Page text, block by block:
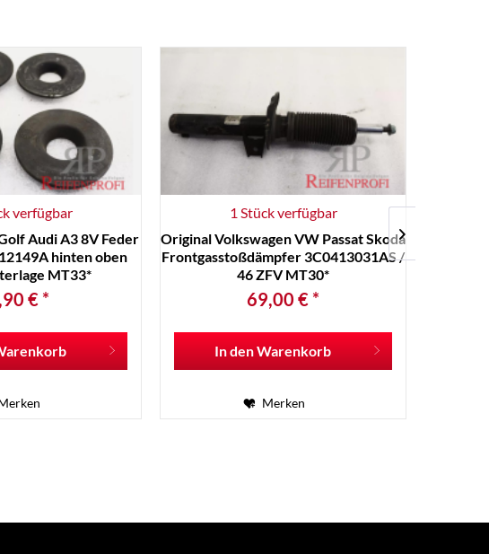
verfügbar
Audi A3 8V Feder
hinten oben
MT33*
€ *
1 Stück verfügbar
Original Volkswagen VW Passat Skoda
Frontgasstoßdämpfer 3C0413031AS /
46 ZFV MT30*
69,00 € *
In denWarenkorb
Merken